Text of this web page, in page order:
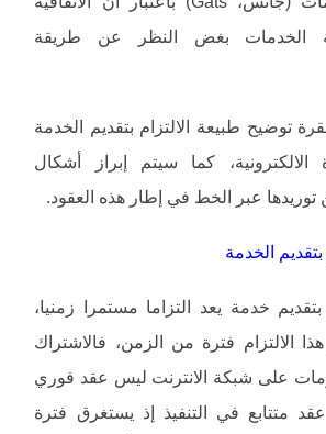
الخدمات بغض النظر عن طريقة
توضيح طبيعة الالتزام بتقديم الخدمة
كما سيتم إبراز أشكال
توريدها عبر الخط في إطار هذه العقود.
بتقديم الخدمة
خدمة يعد التزاما مستمرا زمنيا،
الالتزام فترة من الزمن، فالاشتراك
على شبكة الانترنت ليس عقد فوري
متتابع في التنفيذ إذ يستغرق فترة